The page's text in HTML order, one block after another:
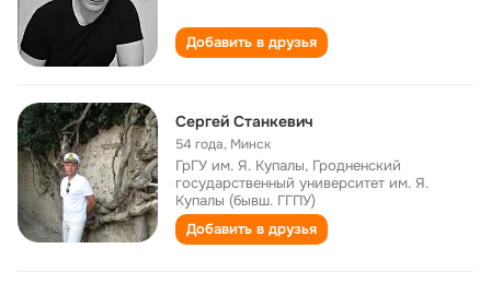
Добавить в друзья
Сергей Станкевич
54 года, Минск
ГрГУ им. Я. Купалы, Гродненский
государственный университет им. Я.
Купалы (бывш. ГГПУ)
Добавить в друзья